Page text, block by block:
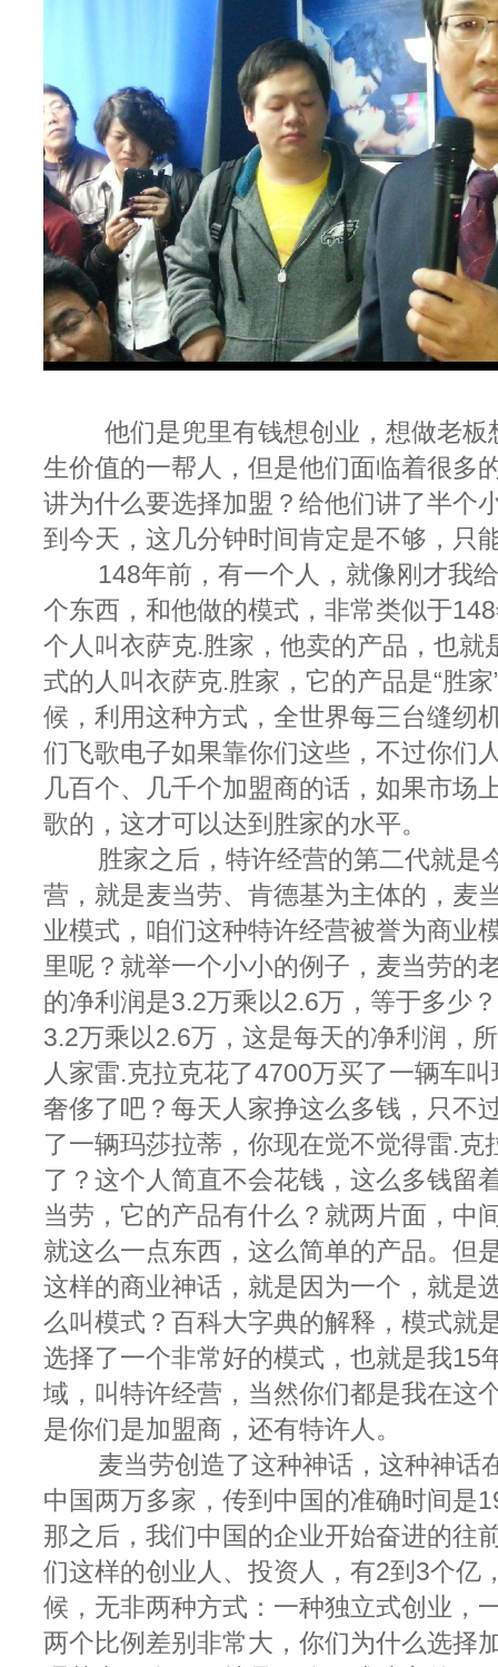
他们是兜里有钱想创业，想做老板
生价值的一帮人，但是他们面临着很多
讲为什么要选择加盟？给他们讲了半个
到今天，这几分钟时间肯定是不够，只
148年前，有一个人，就像刚才我
个东西，和他做的模式，非常类似于
个人叫衣萨克.胜家，他卖的产品，也就
式的人叫衣萨克.胜家，它的产品是“胜
候，利用这种方式，全世界每三台缝纫
们飞歌电子如果靠你们这些，不过你们
几百个、几千个加盟商的话，如果市场
歌的，这才可以达到胜家的水平。
胜家之后，特许经营的第二代就是
营，就是麦当劳、肯德基为主体的，麦
业模式，咱们这种特许经营被誉为商业
里呢？就举一个小小的例子，麦当劳的
的净利润是3.2万乘以2.6万，等于多少
3.2万乘以2.6万，这是每天的净利润，
人家雷.克拉克花了4700万买了一辆车
奢侈了吧？每天人家挣这么多钱，只不
了一辆玛莎拉蒂，你现在觉不觉得雷.克
了？这个人简直不会花钱，这么多钱留
当劳，它的产品有什么？就两片面，中
就这么一点东西，这么简单的产品。但
这样的商业神话，就是因为一个，就是
么叫模式？百科大字典的解释，模式就
选择了一个非常好的模式，也就是我15
域，叫特许经营，当然你们都是我在这
是你们是加盟商，还有特许人。
麦当劳创造了这种神话，这种神话
中国两万多家，传到中国的准确时间是
那之后，我们中国的企业开始奋进的往
们这样的创业人、投资人，有2到3个亿
候，无非两种方式：一种独立式创业，
两个比例差别非常大，你们为什么选择